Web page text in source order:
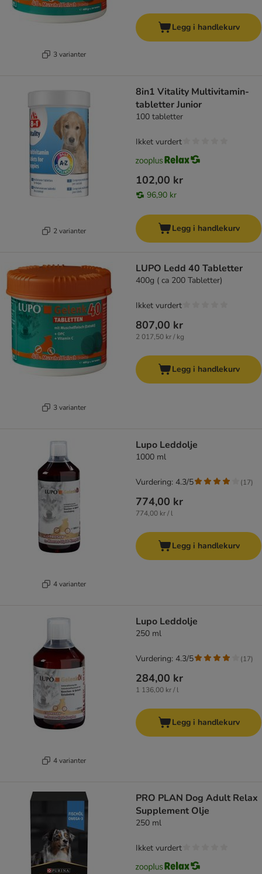
3 varianter
Legg i handlekurv
2 varianter
8in1 Vitality Multivitamin-
tabletter Junior
100 tabletter
102,00 kr
96,90 kr
Ikket vurdert
Legg i handlekurv
3 varianter
LUPO Ledd 40 Tabletter
400g ( ca 200 Tabletter)
807,00 kr
2 017,50 kr / kg
Ikket vurdert
Legg i handlekurv
4 varianter
Lupo Leddolje
1000 ml
774,00 kr
774,00 kr / l
Vurdering: 4.3/5 (17)
Legg i handlekurv
4 varianter
Lupo Leddolje
250 ml
284,00 kr
1 136,00 kr / l
Vurdering: 4.3/5 (17)
Legg i handlekurv
PRO PLAN Dog Adult Relax
Supplement Olje
250 ml
Ikket vurdert